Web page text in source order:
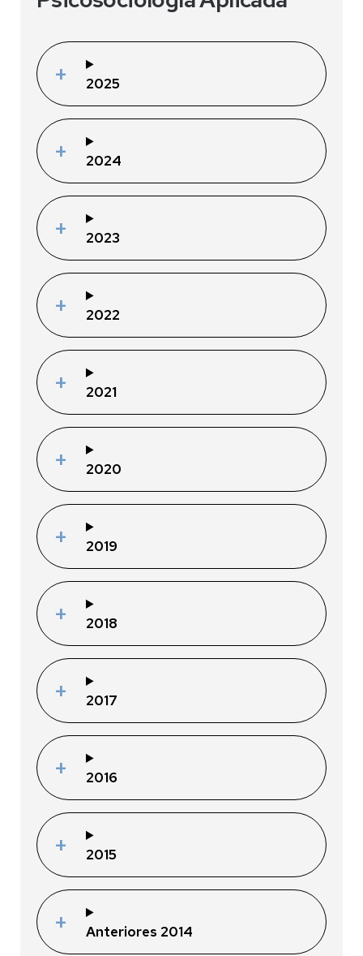
2025
2024
2023
2022
2021
2020
2019
2018
2017
2016
2015
Anteriores 2014